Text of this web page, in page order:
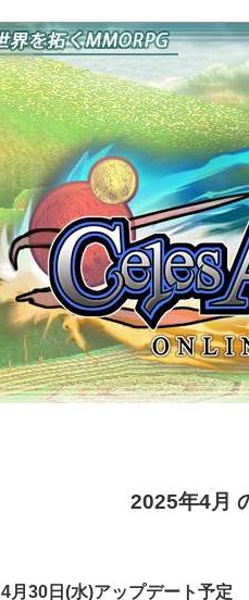
2025年4月
4月30日(水)アップデート予定